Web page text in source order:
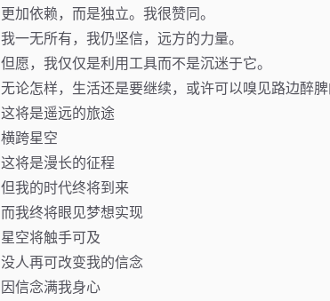
更加依赖，而是独立。我很赞同。
我一无所有，我仍坚信，远方的力量。
但愿，我仅仅是利用工具而不是沉迷于它。
无论怎样，生活还是要继续，或许可以嗅见路边醉
这将是遥远的旅途
横跨星空
这将是漫长的征程
但我的时代终将到来
而我终将眼见梦想实现
星空将触手可及
没人再可改变我的信念
因信念满我身心